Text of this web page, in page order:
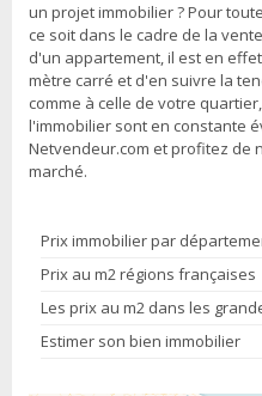
un projet immobilier ? Pour
ce soit dans le cadre de la
d'un appartement, il est en
mètre carré et d'en suivre la
comme à celle de votre
l'immobilier sont en constante
Netvendeur.com et profitez de
marché.
Prix immobilier par
Prix au m2 régions françaises
Les prix au m2 dans les
Estimer son bien immobilier